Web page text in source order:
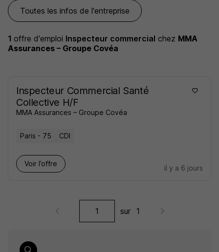
Toutes les infos de l'entreprise
1 offre d'emploi Inspecteur commercial chez MMA
Assurances – Groupe Covéa
Inspecteur Commercial Santé
Collective H/F
MMA Assurances – Groupe Covéa
Paris - 75 CDI
Voir l’offre
il y a 6 jours
sur 1